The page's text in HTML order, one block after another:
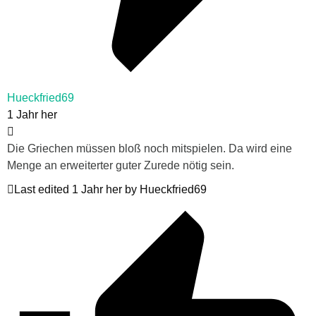
Hueckfried69
1 Jahr her
Die Griechen müssen bloß noch mitspielen. Da wird eine
Menge an erweiterter guter Zurede nötig sein.
Last edited 1 Jahr her by Hueckfried69